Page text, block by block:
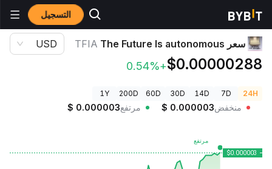
التسجيل أسعار العملات الرقمية
سعر The Future Is autonomous TFIA
$0.00000288
+0.54%
USD
24H
7D
14D
30D
60D
200D
1Y
منخفض $ 0.000003 مرتفع $ 0.000003